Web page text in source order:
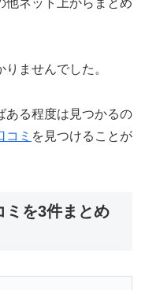
りませんでした。
ある程度は見つかるの
コミ を見つけることが
ミを3件まとめ